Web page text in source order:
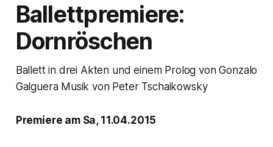
Ballettpremiere:
Dornröschen
Ballett in drei Akten und einem Prolog von Gonzalo
Galguera Musik von Peter Tschaikowsky
Premiere am Sa, 11.04.2015